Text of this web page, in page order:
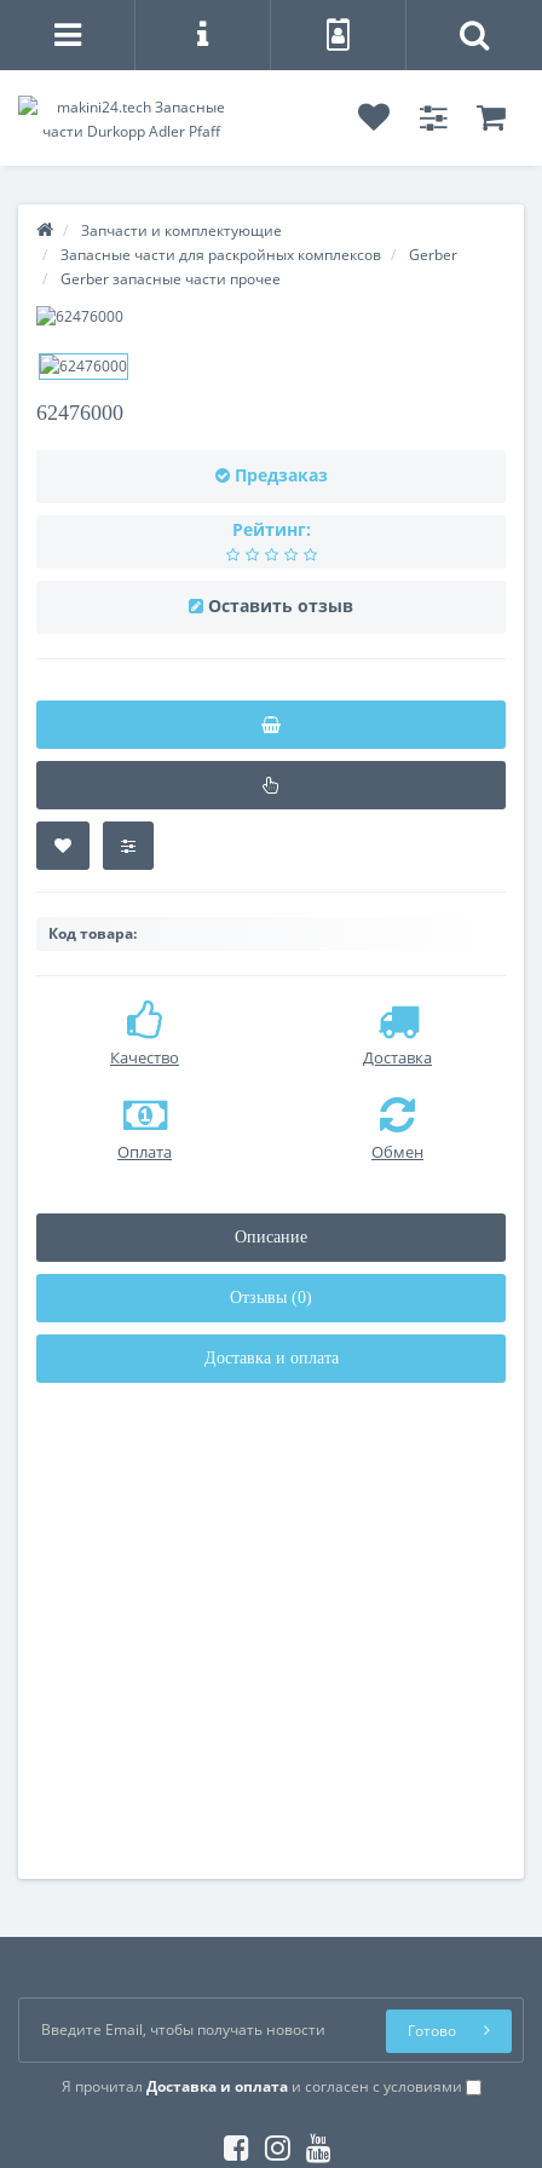
Запчасти и комплектующие
Запасные части для раскройных комплексов
Gerber
Gerber запасные части прочее
62476000
Предзаказ
Рейтинг:
Оставить отзыв
Код товара:
Качество Доставка
Оплата Обмен
Описание
Отзывы (0)
Доставка и оплата
Я прочитал Доставка и оплатаи согласен с условиями
Готово